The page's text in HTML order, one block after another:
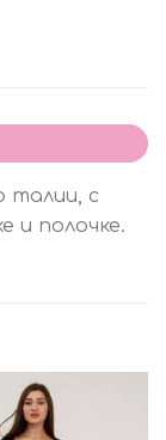
талии, с
и полочке.